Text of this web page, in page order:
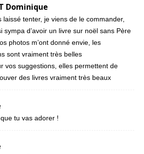
Dominique
laissé tenter, je viens de le commander,
sympa d’avoir un livre sur noël sans Père
photos m’ont donné envie, les
sont vraiment très belles
vos suggestions, elles permettent de
des livres vraiment très beaux
tu vas adorer !